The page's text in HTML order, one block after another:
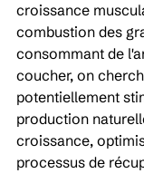
croissance
combustion des
consommant de
coucher, on
potentiellement
production
croissance,
processus de